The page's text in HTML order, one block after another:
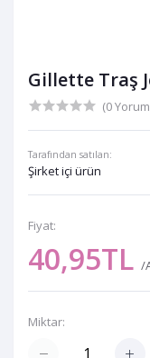
Gillette Traş
(0
Tarafından satılan:
Şirket içi ürün
Fiyat:
40,95TL /
Miktar: